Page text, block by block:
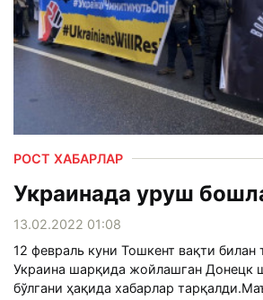
РОСТ ХАБАРЛАР
Украинада уруш
13.02.2022 01:08
12 февраль куни Тошкент вақти билан
Украина шарқида жойлашган Донецк
бўлгани ҳақида хабарлар